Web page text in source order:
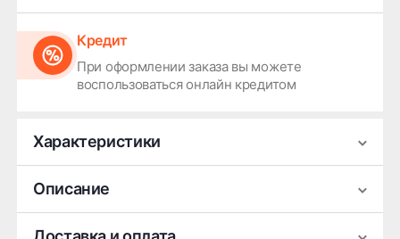
Кредит
При оформлении заказа вы можете
воспользоваться онлайн кредитом
Характеристики
Производитель
Ширина
6.5
Диаметр
17
Описание
Легковой литой колесный диск iFree Viar —